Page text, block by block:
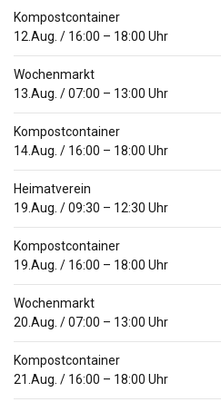
Kompostcontainer
12.Aug. / 16:00 – 18:00 Uhr
Wochenmarkt
13.Aug. /07:00 – 13:00 Uhr
Kompostcontainer
14.Aug. / 16:00 – 18:00 Uhr
Heimatverein
19.Aug. /09:30 – 12:30 Uhr
Kompostcontainer
19.Aug. / 16:00 – 18:00 Uhr
Wochenmarkt
20.Aug. /07:00 – 13:00 Uhr
Kompostcontainer
21.Aug. / 16:00 – 18:00 Uhr